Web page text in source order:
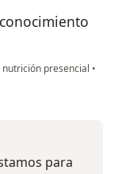
nutrición presencial •
para